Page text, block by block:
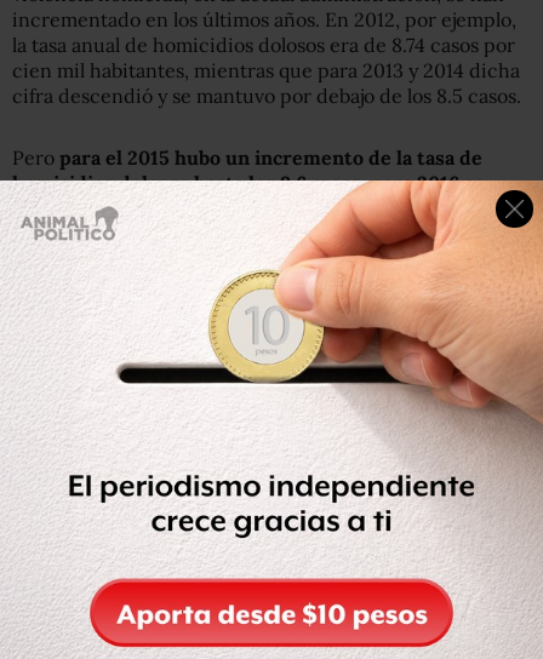
incrementado en los últimos años. En 2012, por ejemplo,
la tasa anual de homicidios dolosos era de 8.74 casos por
cien mil habitantes, mientras que para 2013 y 2014 dicha
cifra descendió y se mantuvo por debajo de los 8.5 casos.
Pero para el 2015 hubo un incremento de la tasa de
homicidios dolosos hasta los 9.6 casos, para 2016 se
disparó a 10.7 casos y en 2017 el balance final fue de 12.3
casos por cada cien mil habitantes.
Esto significa que tan soloen un lapso de tres años los
homicidios dolosos han crecido más del 42 por ciento
un dato importante: el 60.5 por ciento de todos estos
crímenes fue perpetrado con armas de fuego.
Otro delito grave, el de las lesiones dolosas cometidas
con armas de fuego, también registra un incremento
considerable. Estos son casos donde personas resultaron
heridas por armas de fuego pero que no perdieron la
vida. De acuerdo con la estadística, en la administración
pasada sumaban tres mil 774 casos de este delito mientras
que en el actual sexenio suman siete mil 536
averiguaciones y carpetas de investigación.